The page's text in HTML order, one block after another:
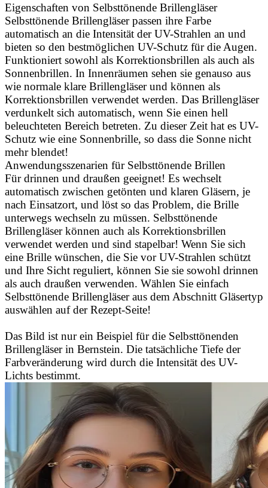
Eigenschaften von Selbsttönende Brillengläser
Selbsttönende Brillengläser passen ihre Farbe
automatisch an die Intensität der UV-Strahlen an und
bieten so den bestmöglichen UV-Schutz für die Augen.
Funktioniert sowohl als Korrektionsbrillen als auch als
Sonnenbrillen. In Innenräumen sehen sie genauso aus
wie normale klare Brillengläser und können als
Korrektionsbrillen verwendet werden. Das Brillengläser
verdunkelt sich automatisch, wenn Sie einen hell
beleuchteten Bereich betreten. Zu dieser Zeit hat es UV-
Schutz wie eine Sonnenbrille, so dass die Sonne nicht
mehr blendet!
Anwendungsszenarien für Selbsttönende Brillen
Für drinnen und draußen geeignet! Es wechselt
automatisch zwischen getönten und klaren Gläsern, je
nach Einsatzort, und löst so das Problem, die Brille
unterwegs wechseln zu müssen. Selbsttönende
Brillengläser können auch als Korrektionsbrillen
verwendet werden und sind stapelbar! Wenn Sie sich
eine Brille wünschen, die Sie vor UV-Strahlen schützt
und Ihre Sicht reguliert, können Sie sie sowohl drinnen
als auch draußen verwenden. Wählen Sie einfach
Selbsttönende Brillengläser aus dem Abschnitt Gläsertyp
auswählen auf der Rezept-Seite!
Das Bild ist nur ein Beispiel für die Selbsttönenden
Brillengläser in Bernstein. Die tatsächliche Tiefe der
Farbveränderung wird durch die Intensität des UV-
Lichts bestimmt.